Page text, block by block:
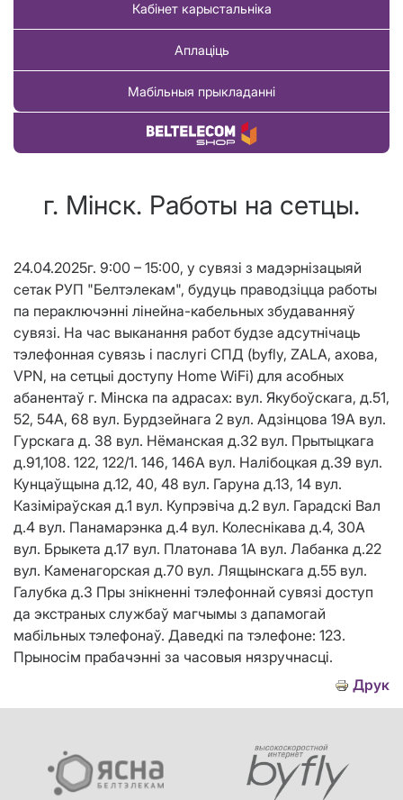
Кабінет карыстальніка
Аплаціць
Мабільныя прыкладанні
Купіць тавар
г. Мінск. Работы на сетцы.
24.04.2025г. 9:00 – 15:00, у сувязі з мадэрнізацыяй
сетак РУП "Белтэлекам", будуць праводзіцца работы
па пераключэнні лінейна-кабельных збудаванняў
сувязі. На час выканання работ будзе адсутнічаць
тэлефонная сувязь і паслугі СПД (byfly, ZALA, ахова,
VPN, на сетцыі доступу Home WiFi) для асобных
абанентаў г. Мінска па адрасах: вул. Якубоўскага, д.51,
52, 54А, 68 вул. Бурдзейнага 2 вул. Адзiнцова 19А вул.
Гурскага д. 38 вул. Нёманская д.32 вул. Прытыцкага
д.91,108. 122, 122/1. 146, 146А вул. Налiбоцкая д.39 вул.
Кунцаўщына д.12, 40, 48 вул. Гаруна д.13, 14 вул.
Казiмiраўская д.1 вул. Купрэвiча д.2 вул. Гарадскi Вал
д.4 вул. Панамарэнка д.4 вул. Колеснiкава д.4, 30А
вул. Брыкета д.17 вул. Платонава 1А вул. Лабанка д.22
вул. Каменагорская д.70 вул. Лящынскага д.55 вул.
Галубка д.3 Пры знікненні тэлефоннай сувязі доступ
да экстраных службаў магчымы з дапамогай
мабільных тэлефонаў. Даведкі па тэлефоне: 123.
Прыносім прабачэнні за часовыя нязручнасці.
Друк